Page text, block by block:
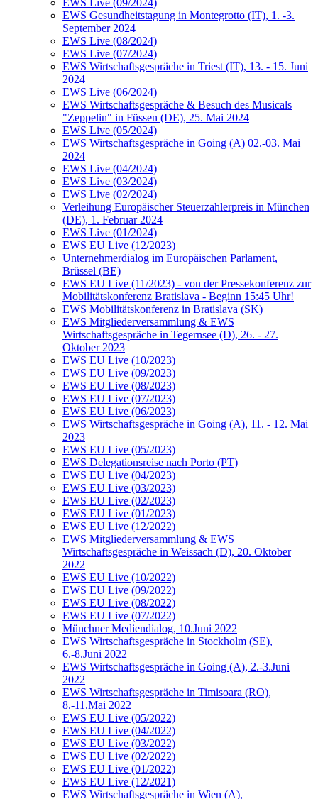
EWS Live (09/2024)
EWS Gesundheitstagung in Montegrotto (IT), 1. -3.
September 2024
EWS Live (08/2024)
EWS Live (07/2024)
EWS Wirtschaftsgespräche in Triest (IT), 13. - 15. Juni
2024
EWS Live (06/2024)
EWS Wirtschaftsgespräche & Besuch des Musicals
"Zeppelin" in Füssen (DE), 25. Mai 2024
EWS Live (05/2024)
EWS Wirtschaftsgespräche in Going (A) 02.-03. Mai
2024
EWS Live (04/2024)
EWS Live (03/2024)
EWS Live (02/2024)
Verleihung Europäischer Steuerzahlerpreis in München
(DE), 1. Februar 2024
EWS Live (01/2024)
EWS EU Live (12/2023)
Unternehmerdialog im Europäischen Parlament,
Brüssel (BE)
EWS EU Live (11/2023) - von der Pressekonferenz zur
Mobilitätskonferenz Bratislava - Beginn 15:45 Uhr!
EWS Mobilitätskonferenz in Bratislava (SK)
EWS Mitgliederversammlung & EWS
Wirtschaftsgespräche in Tegernsee (D), 26. - 27.
Oktober 2023
EWS EU Live (10/2023)
EWS EU Live (09/2023)
EWS EU Live (08/2023)
EWS EU Live (07/2023)
EWS EU Live (06/2023)
EWS Wirtschaftsgespräche in Going (A), 11. - 12. Mai
2023
EWS EU Live (05/2023)
EWS Delegationsreise nach Porto (PT)
EWS EU Live (04/2023)
EWS EU Live (03/2023)
EWS EU Live (02/2023)
EWS EU Live (01/2023)
EWS EU Live (12/2022)
EWS Mitgliederversammlung & EWS
Wirtschaftsgespräche in Weissach (D), 20. Oktober
2022
EWS EU Live (10/2022)
EWS EU Live (09/2022)
EWS EU Live (08/2022)
EWS EU Live (07/2022)
Münchner Mediendialog, 10.Juni 2022
EWS Wirtschaftsgespräche in Stockholm (SE),
6.-8.Juni 2022
EWS Wirtschaftsgespräche in Going (A), 2.-3.Juni
2022
EWS Wirtschaftsgespräche in Timisoara (RO),
8.-11.Mai 2022
EWS EU Live (05/2022)
EWS EU Live (04/2022)
EWS EU Live (03/2022)
EWS EU Live (02/2022)
EWS EU Live (01/2022)
EWS EU Live (12/2021)
EWS Wirtschaftsgespräche in Wien (A),